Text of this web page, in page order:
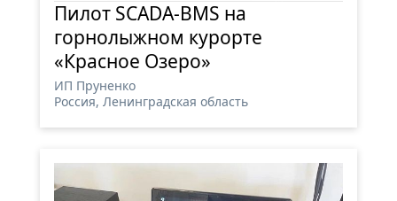
Пилот SCADA-BMS на
горнолыжном курорте
«Красное Озеро»
ИП Пруненко
Россия, Ленинградская область